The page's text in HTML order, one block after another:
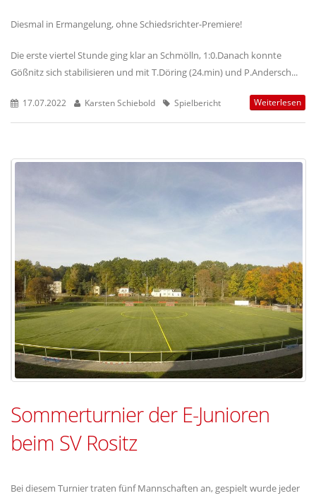
Diesmal in Ermangelung, ohne Schiedsrichter-Premiere!
Die erste viertel Stunde ging klar an Schmölln, 1:0.Danach konnte
Gößnitz sich stabilisieren und mit T.Döring (24.min) und P.Andersch...
17.07.2022 Karsten Schiebold Spielbericht Weiterlesen
Sommerturnier der E-Junioren
beim SV Rositz
Bei diesem Turnier traten fünf Mannschaften an, gespielt wurde jeder